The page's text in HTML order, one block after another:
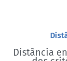
Distância